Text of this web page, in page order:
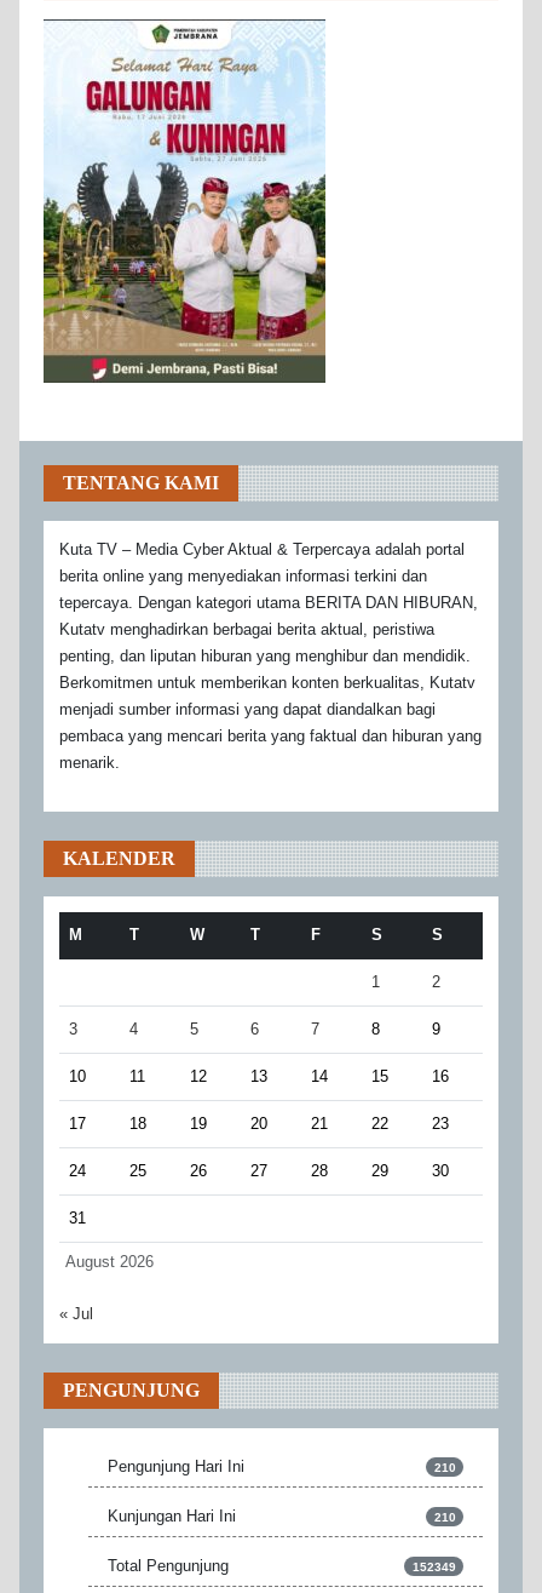
TENTANG KAMI
Kuta TV – Media Cyber Aktual & Terpercaya adalah portal
berita online yang menyediakan informasi terkini dan
tepercaya. Dengan kategori utama BERITA DAN HIBURAN,
Kutatv menghadirkan berbagai berita aktual, peristiwa
penting, dan liputan hiburan yang menghibur dan mendidik.
Berkomitmen untuk memberikan konten berkualitas, Kutatv
menjadi sumber informasi yang dapat diandalkan bagi
pembaca yang mencari berita yang faktual dan hiburan yang
menarik.
KALENDER
August 2026
M T W T F S S
1 2
3 4 5 6 7 8 9
10 11 12 13 14 15 16
17 18 19 20 21 22 23
24 25 26 27 28 29 30
31
« Jul
PENGUNJUNG
Pengunjung Hari Ini 210
Kunjungan Hari Ini 210
Total Pengunjung 152349